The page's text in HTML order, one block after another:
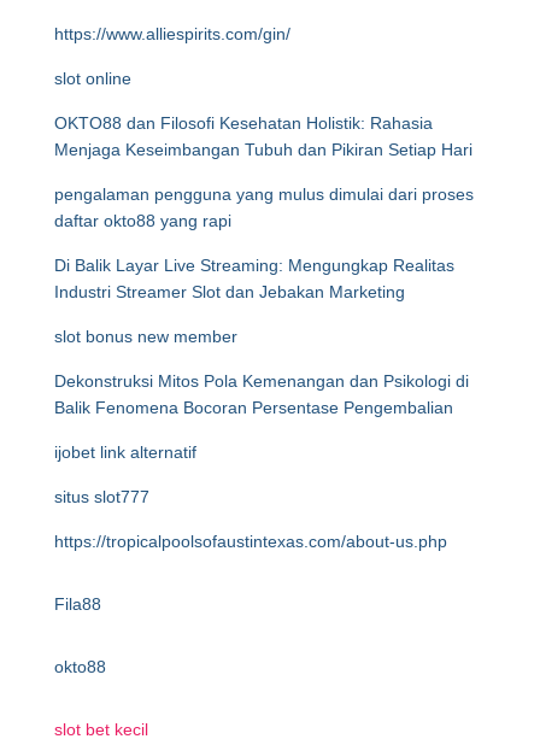
https://www.alliespirits.com/gin/
slot online
OKTO88 dan Filosofi Kesehatan Holistik: Rahasia
Menjaga Keseimbangan Tubuh dan Pikiran Setiap Hari
pengalaman pengguna yang mulus dimulai dari proses
daftar okto88 yang rapi
Di Balik Layar Live Streaming: Mengungkap Realitas
Industri Streamer Slot dan Jebakan Marketing
slot bonus new member
Dekonstruksi Mitos Pola Kemenangan dan Psikologi di
Balik Fenomena Bocoran Persentase Pengembalian
ijobet link alternatif
situs slot777
https://tropicalpoolsofaustintexas.com/about-us.php
Fila88
okto88
slot bet kecil